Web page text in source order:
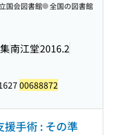
南江堂2016.2
国会図書館 全国の図書館
00688872
手術 : その準